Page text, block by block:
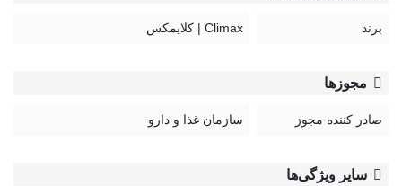
برند Climax | کلایمکس
مجوزها
صادر کننده مجوز سازمان غذا و دارو
سایر ویژگی‌ها